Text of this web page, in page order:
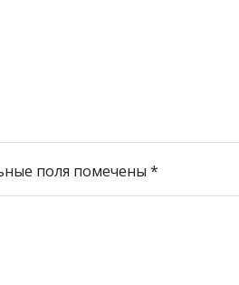
поля помечены *